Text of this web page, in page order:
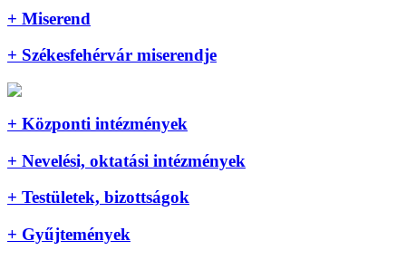
+ Miserend
+ Székesfehérvár miserendje
+ Központi intézmények
+ Nevelési, oktatási intézmények
+ Testületek, bizottságok
+ Gyűjtemények